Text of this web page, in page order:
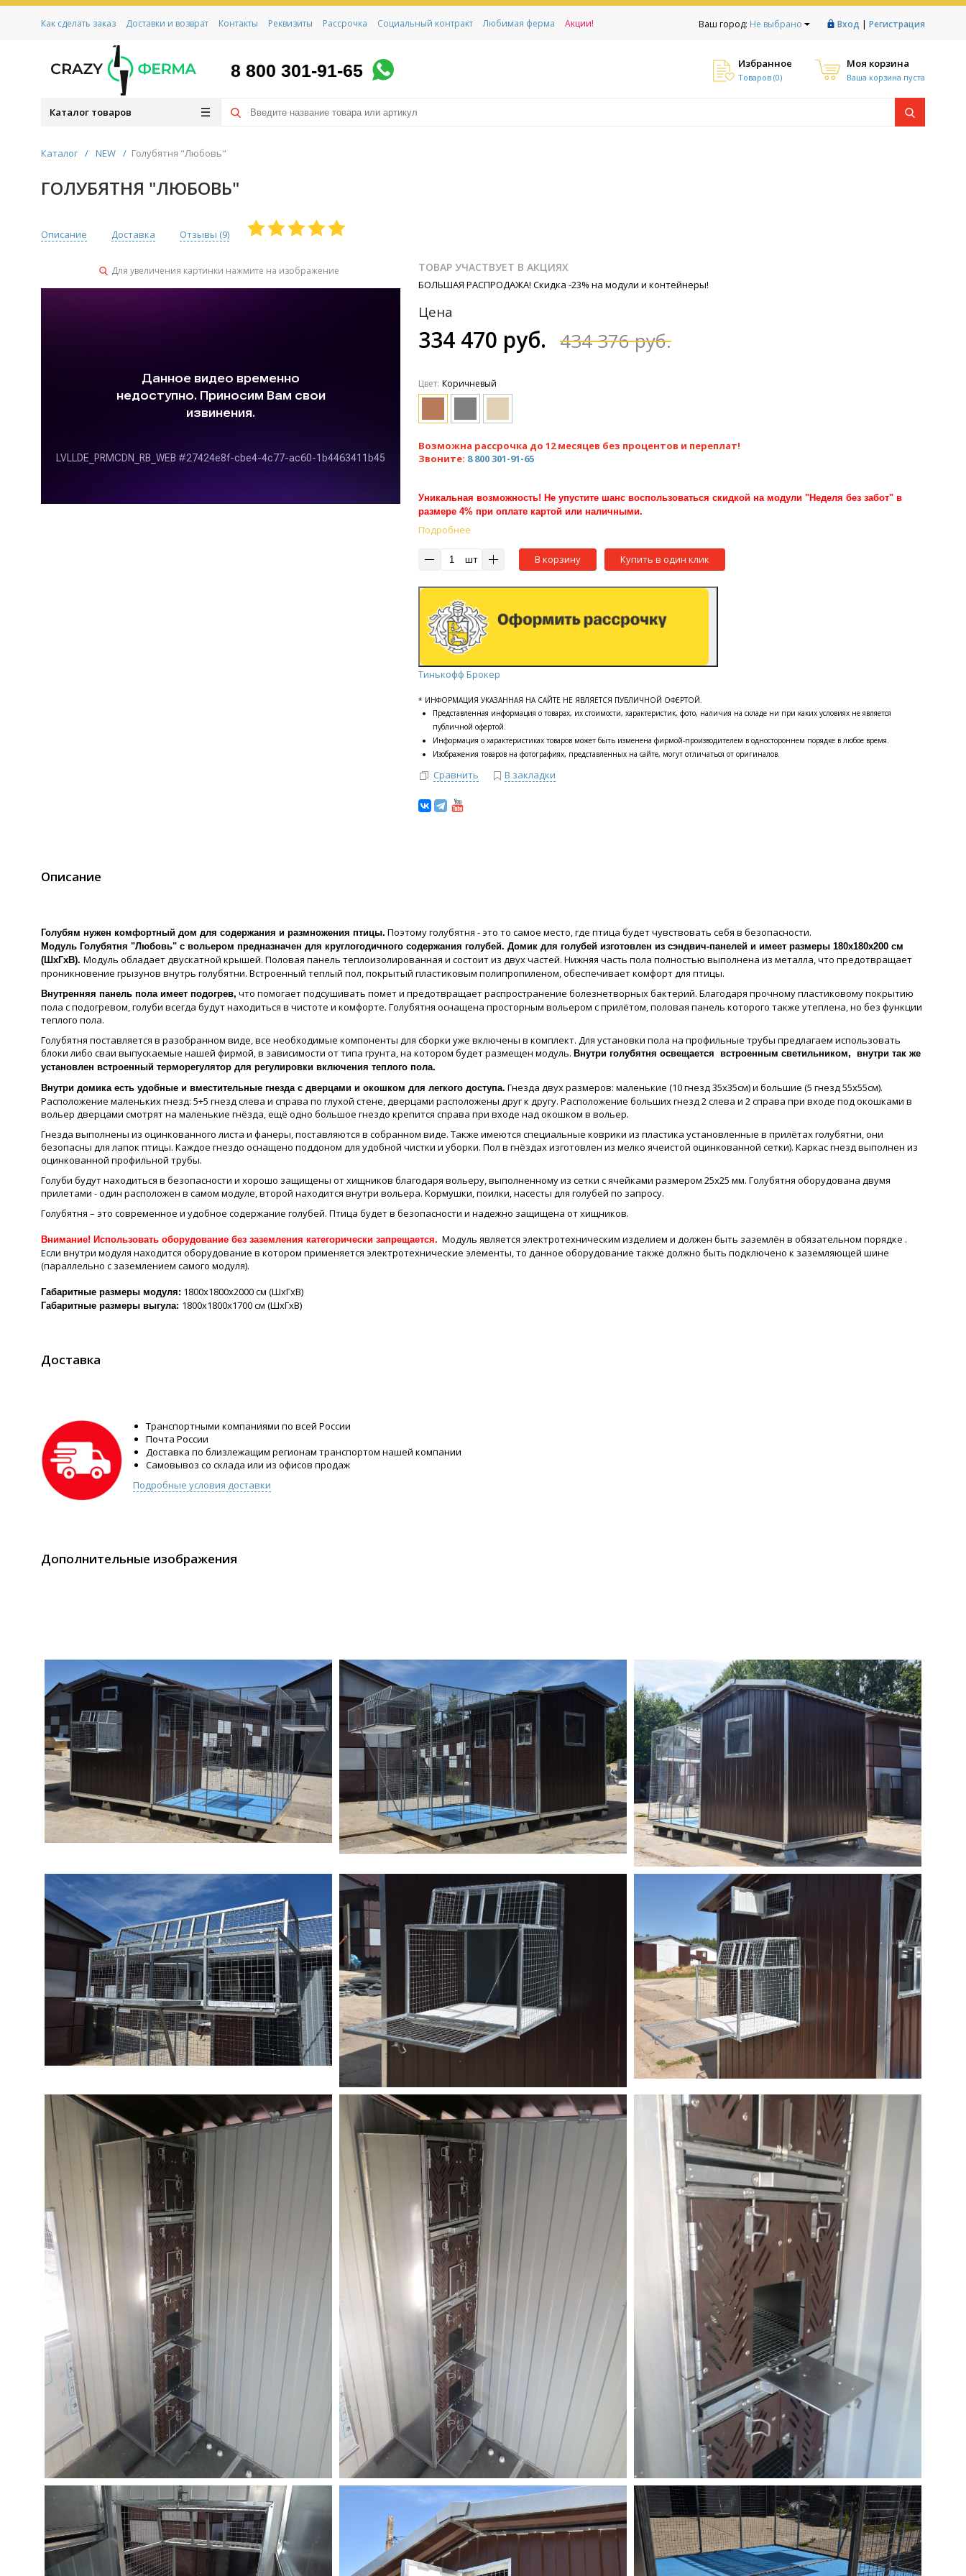
Ваш город: Не выбрано Вход | Регистрация
Как сделать заказ Доставки и возврат Контакты Реквизиты Рассрочка Социальный контракт Любимая ферма Акции!
8 800 301-91-65 Избранное
Товаров (0)
Моя корзина
Ваша корзина пуста
Каталог товаров
Каталог / NEW / Голубятня "Любовь"
ГОЛУБЯТНЯ "ЛЮБОВЬ"
Описание Доставка Отзывы (9)
Для увеличения картинки нажмите на изображение ТОВАР УЧАСТВУЕТ В АКЦИЯХ
БОЛЬШАЯ РАСПРОДАЖА! Скидка -23% на модули и контейнеры!
Цена
334 470 руб. 434 376 руб.
Цвет: Коричневый
Возможна рассрочка до 12 месяцев без процентов и переплат!
Звоните: 8 800 301-91-65
Уникальная возможность! Не упустите шанс воспользоваться скидкой на модули "Неделя без забот" в
размере 4% при оплате картой или наличными.
Подробнее
шт В корзину Купить в один клик
Тинькофф Брокер
* ИНФОРМАЦИЯ УКАЗАННАЯ НА САЙТЕ НЕ ЯВЛЯЕТСЯ ПУБЛИЧНОЙ ОФЕРТОЙ.
Представленная информация о товарах, их стоимости, характеристик, фото, наличия на складе ни при каких условиях не является
публичной офертой.
Информация о характеристиках товаров может быть изменена фирмой-производителем в одностороннем порядке в любое время.
Изображения товаров на фотографиях, представленных на сайте, могут отличаться от оригиналов.
Сравнить В закладки
Описание
Голубям нужен комфортный дом для содержания и размножения птицы. Поэтому голубятня - это то самое место, где птица будет чувствовать себя в безопасности.
Модуль Голубятня "Любовь" с вольером предназначен для круглогодичного содержания голубей. Домик для голубей изготовлен из сэндвич-панелей и имеет размеры 180х180х200 см
(ШхГхВ). Модуль обладает двускатной крышей. Половая панель теплоизолированная и состоит из двух частей. Нижняя часть пола полностью выполнена из металла, что предотвращает
проникновение грызунов внутрь голубятни. Встроенный теплый пол, покрытый пластиковым полипропиленом, обеспечивает комфорт для птицы.
Внутренняя панель пола имеет подогрев, что помогает подсушивать помет и предотвращает распространение болезнетворных бактерий. Благодаря прочному пластиковому покрытию
пола с подогревом, голуби всегда будут находиться в чистоте и комфорте. Голубятня оснащена просторным вольером с прилётом, половая панель которого также утеплена, но без функции
теплого пола.
Голубятня поставляется в разобранном виде, все необходимые компоненты для сборки уже включены в комплект. Для установки пола на профильные трубы предлагаем использовать
блоки либо сваи выпускаемые нашей фирмой, в зависимости от типа грунта, на котором будет размещен модуль. Внутри голубятня освещается встроенным светильником, внутри так же
установлен встроенный терморегулятор для регулировки включения теплого пола.
Внутри домика есть удобные и вместительные гнезда с дверцами и окошком для легкого доступа. Гнезда двух размеров: маленькие (10 гнезд 35х35см) и большие (5 гнезд 55х55см).
Расположение маленьких гнезд: 5+5 гнезд слева и справа по глухой стене, дверцами расположены друг к другу. Расположение больших гнезд 2 слева и 2 справа при входе под окошками в
вольер дверцами смотрят на маленькие гнёзда, ещё одно большое гнездо крепится справа при входе над окошком в вольер.
Гнезда выполнены из оцинкованного листа и фанеры, поставляются в собранном виде. Также имеются специальные коврики из пластика установленные в прилётах голубятни, они
безопасны для лапок птицы. Каждое гнездо оснащено поддоном для удобной чистки и уборки. Пол в гнёздах изготовлен из мелко ячеистой оцинкованной сетки). Каркас гнезд выполнен из
оцинкованной профильной трубы.
Голуби будут находиться в безопасности и хорошо защищены от хищников благодаря вольеру, выполненному из сетки с ячейками размером 25х25 мм. Голубятня оборудована двумя
прилетами - один расположен в самом модуле, второй находится внутри вольера. Кормушки, поилки, насесты для голубей по запросу.
Голубятня – это современное и удобное содержание голубей. Птица будет в безопасности и надежно защищена от хищников.
Внимание! Использовать оборудование без заземления категорически запрещается. Модуль является электротехническим изделием и должен быть заземлён в обязательном порядке .
Если внутри модуля находится оборудование в котором применяется электротехнические элементы, то данное оборудование также должно быть подключено к заземляющей шине
(параллельно с заземлением самого модуля).
Габаритные размеры модуля: 1800х1800х2000 см (ШхГхВ)
Габаритные размеры выгула: 1800х1800х1700 см (ШхГхВ)
Доставка
Транспортными компаниями по всей России
Почта России
Доставка по близлежащим регионам транспортом нашей компании
Самовывоз со склада или из офисов продаж
Подробные условия доставки
Дополнительные изображения